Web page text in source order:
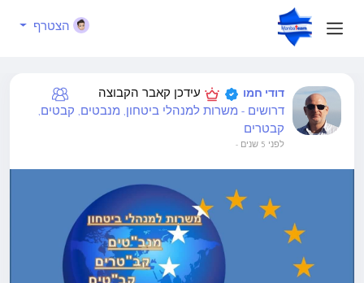
הצטרף
דודי חמו
עידכן קאבר הקבוצה
דרושים - משרות למנהלי ביטחון, מנבטים, קבטים,
קבטרים
לפני 5 שנים -